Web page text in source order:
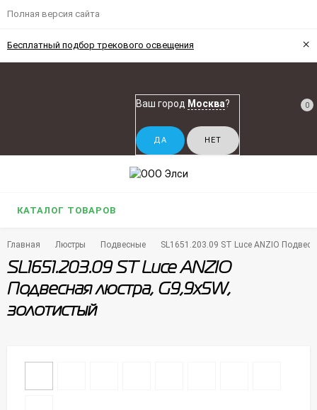
Полная версия сайта
Бесплатный подбор трекового освещения ×
Ваш город Москва? 0
КАТАЛОГ ТОВАРОВ
Главная Люстры Подвесные SL1651.203.09 ST Luce ANZIO
SL1651.203.09 ST Luce ANZIO
Подвесная люстра, G9,9х5W,
золотистый